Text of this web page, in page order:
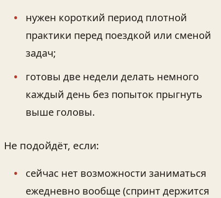
нужен короткий период плотной
практики перед поездкой или сменой
задач;
готовы две недели делать немного
каждый день без попыток прыгнуть
выше головы.
Не подойдёт, если:
сейчас нет возможности заниматься
ежедневно вообще (спринт держится